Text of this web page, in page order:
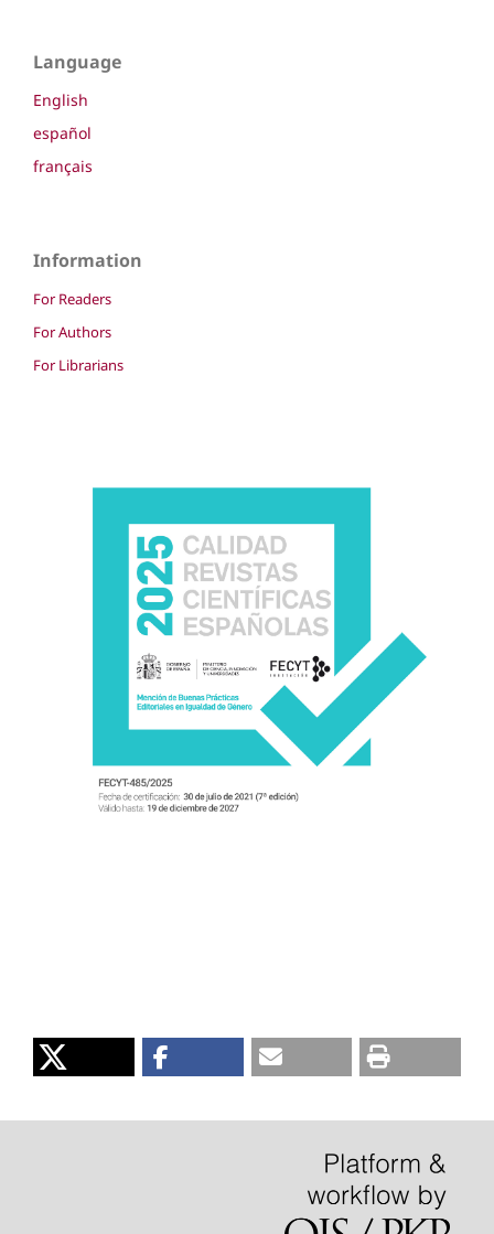
Language
English
español
français
Information
For Readers
For Authors
For Librarians